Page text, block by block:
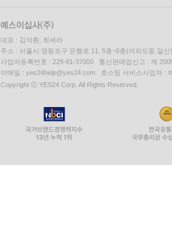
대표 : 김석환, 최세라
주소 : 서울시 영등포구 은행로 11, 5층~6층(여의도동,일신
사업자등록번호 : 229-81-37000 통신판매업신고 : 제
이메일 : yes24help@yes24.com 호스팅 서비스사업자 :
Copyright ⓒ YES24 Corp. All Rights Reserved.